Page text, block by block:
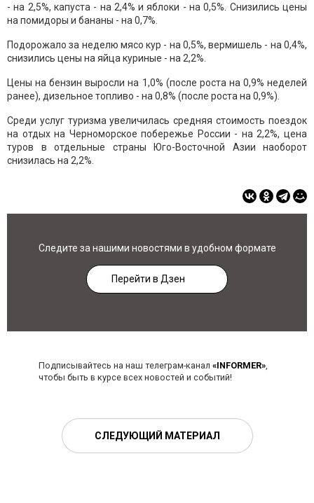
- на 2,5%, капуста - на 2,4% и яблоки - на 0,5%. Снизились цены
на помидоры и бананы - на 0,7%.
Подорожало за неделю мясо кур - на 0,5%, вермишель - на 0,4%,
снизились цены на яйца куриные - на 2,2%.
Цены на бензин выросли на 1,0% (после роста на 0,9% неделей
ранее), дизельное топливо - на 0,8% (после роста на 0,9%).
Среди услуг туризма увеличилась средняя стоимость поездок
на отдых на Черноморское побережье России - на 2,2%, цена
туров в отдельные страны Юго-Восточной Азии наоборот
снизилась на 2,2%.
Следите за нашими новостями в удобном формате
Перейти в Дзен
Подписывайтесь на наш телеграм-канал «INFORMER»,
чтобы быть в курсе всех новостей и событий!
СЛЕДУЮЩИЙ МАТЕРИАЛ